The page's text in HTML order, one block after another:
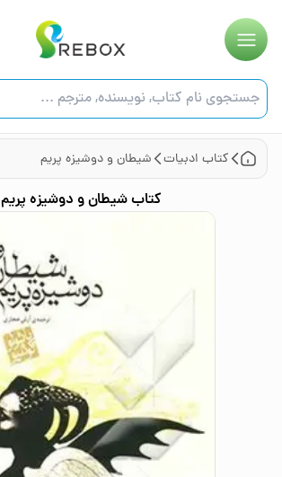
کتاب ادبیات شیطان و دوشیزه پریم
کتابشیطان و دوشیزه پریم